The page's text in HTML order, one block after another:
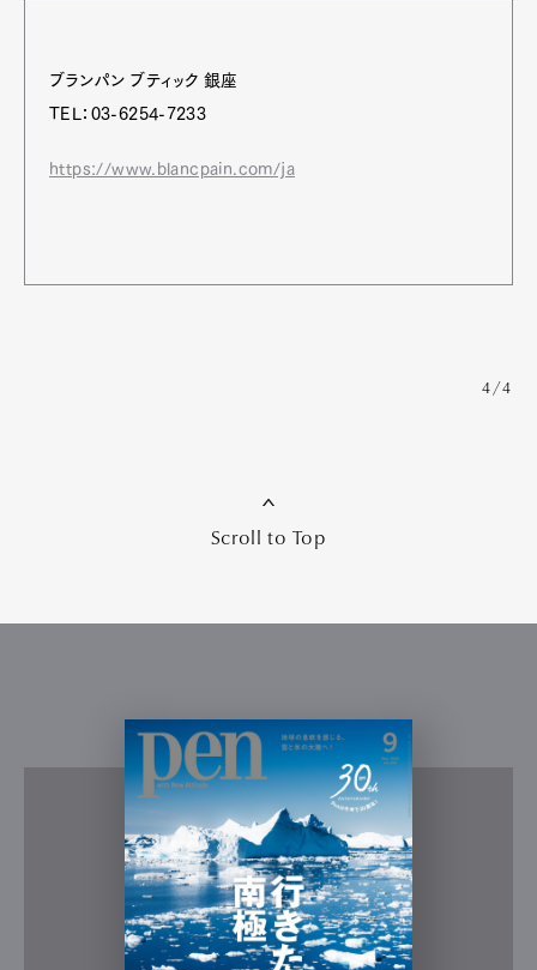
ブランパン ブティック 銀座
TEL：03-6254-7233
https://www.blancpain.com/ja
4/4
Scroll to Top